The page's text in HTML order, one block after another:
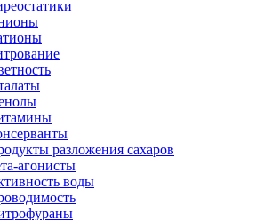
разложения сахаров
агонисты
воды